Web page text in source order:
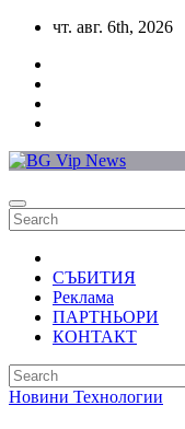
Skip
content
чт. авг. 6th, 2026
СЪБИТИЯ
Реклама
ПАРТНЬОРИ
КОНТАКТ
Новини Технологии